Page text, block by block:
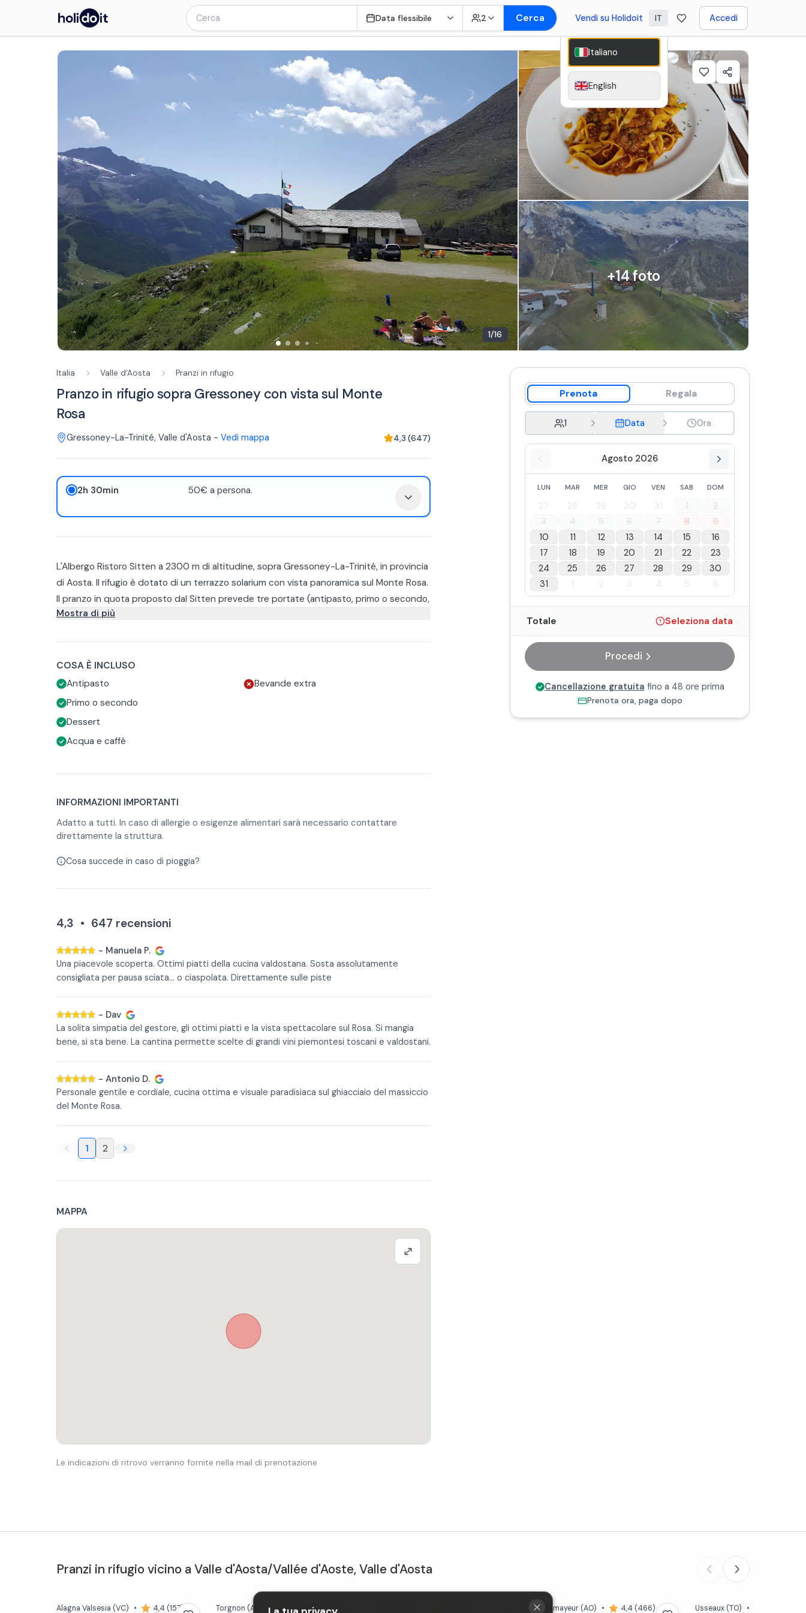
Data flessibile 2 Cerca Vendi su Holidoit IT Accedi
1/16
+14foto
Italia Valle d'Aosta Pranzi in rifugio
Pranzo in rifugio sopra Gressoney con vista sul Monte
Rosa
Gressoney-La-Trinité, Valle d'Aosta - Vedi mappa 4,3 (647)
2h 30min 50€ a persona.
L'Albergo Ristoro Sitten a 2300 m di altitudine, sopra Gressoney-La-Trinité, in provincia
di Aosta. Il rifugio è dotato di un terrazzo solarium con vista panoramica sul Monte Rosa.
Il pranzo in quota proposto dal Sitten prevede tre portate (antipasto, primo o secondo,
dolce) con scelta dei piatti alla carta in loco, acqua e caffè.
l’Albergo Ristoro Sitten è raggiungibile mediante numerose e tranquille passeggiate.
In caso di allergie o esigenze alimentari sarà necessario contattare direttamente la
struttura.
Mostra di più
COSA È INCLUSO
Antipasto
Primo o secondo
Dessert
Acqua e caffè
Bevande extra
INFORMAZIONI IMPORTANTI
Adatto a tutti. In caso di allergie o esigenze alimentari sarà necessario contattare
direttamente la struttura.
Cosa succede in caso di pioggia?
4,3 • 647 recensioni
- Manuela P.
Una piacevole scoperta. Ottimi piatti della cucina valdostana. Sosta assolutamente
consigliata per pausa sciata... o ciaspolata. Direttamente sulle piste
- Dav
La solita simpatia del gestore, gli ottimi piatti e la vista spettacolare sul Rosa. Si mangia
bene, si sta bene. La cantina permette scelte di grandi vini piemontesi toscani e valdostani.
- Antonio D.
Personale gentile e cordiale, cucina ottima e visuale paradisiaca sul ghiacciaio del massiccio
del Monte Rosa.
1 2
MAPPA
Le indicazioni di ritrovo verranno fornite nella mail di prenotazione
Prenota Regala
1 Data Ora
Agosto 2026
LUN MAR MER GIO VEN SAB DOM
27 28 29 30 31 1
2
3
4 5 6 7 8
9
10
11 12 13 14 15
16
17
18 19 20 21 22
23
24
25 26 27 28 29
30
31
1 2 3 4 5 6
Totale Seleziona data
Procedi
Cancellazione gratuita fino a 48 ore prima
Prenota ora, paga dopo
Pranzi in rifugio vicino aValle d'Aosta/Vallée d'Aoste,Valle d'Aosta
Alagna Valsesia (VC) • 4,4 (157) Torgnon (AO) • 4,4 (815) Courmayeur (AO) • 4,4 (466) Usseaux (TO) •
Italiano
English